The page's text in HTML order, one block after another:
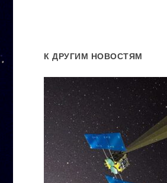
К ДРУГИМ НОВОСТЯМ